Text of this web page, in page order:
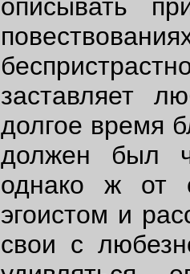
описывать
заставляет
долгое время
должен был
однако ж от
эгоистом и
свои с